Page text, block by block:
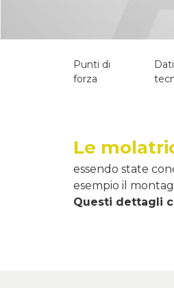
Punti di
forza
Dati
Le
essendo state
esempio il
Questi dettagli